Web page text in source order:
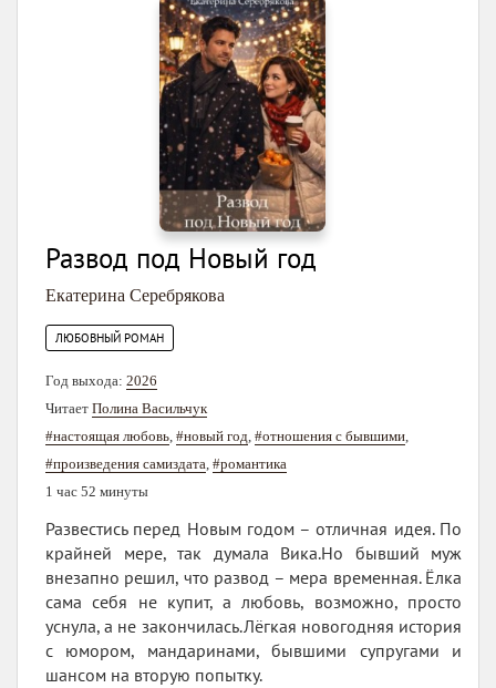
Развод под Новый год
Екатерина Серебрякова
ЛЮБОВНЫЙ РОМАН
Год выхода: 2026
Читает Полина Васильчук
#настоящая любовь, #новый год, #отношения с бывшими,
#произведения самиздата, #романтика
1 час 52 минуты
Развестись перед Новым годом – отличная идея. По
крайней мере, так думала Вика.Но бывший муж
внезапно решил, что развод – мера временная. Ёлка
сама себя не купит, а любовь, возможно, просто
уснула, а не закончилась.Лёгкая новогодняя история
с юмором, мандаринами, бывшими супругами и
шансом на вторую попытку.